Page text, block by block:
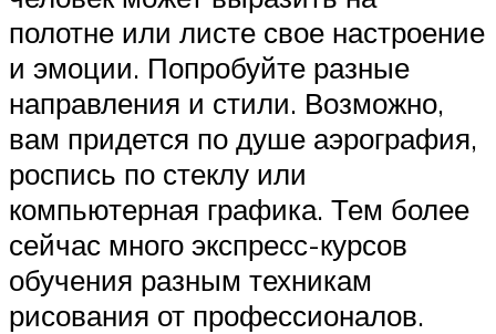
полотне или листе свое настроение
и эмоции. Попробуйте разные
направления и стили. Возможно,
вам придется по душе аэрография,
роспись по стеклу или
компьютерная графика. Тем более
сейчас много экспресс-курсов
обучения разным техникам
рисования от профессионалов.